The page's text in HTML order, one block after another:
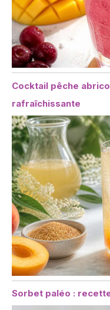
Cocktail pêche
rafraîchissante
Sorbet paléo :